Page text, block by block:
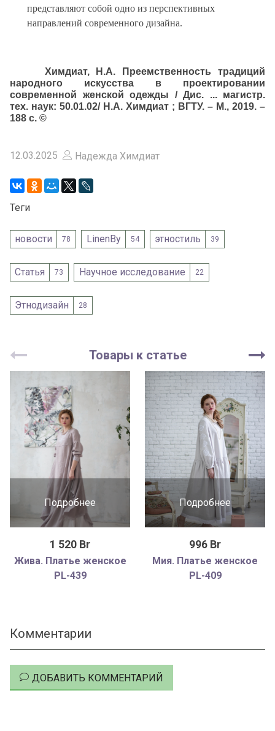
представляют собой одно из перспективных
направлений современного дизайна.
Химдиат, Н.А. Преемственность традиций
народного искусства в проектировании
современной женской одежды / Дис. ... магистр.
тех. наук: 50.01.02/ Н.А. Химдиат ; ВГТУ. – М., 2019. –
188 с. ©
12.03.2025 Надежда Химдиат
Теги
новости 78 LinenBy 54 этностиль 39
Статья 73 Научное исследование 22
Этнодизайн 28
Товары к статье
Подробнее
1 520 Br
Жива. Платье женское
PL-439
Подробнее
996 Br
Мия. Платье женское
PL-409
Комментарии
ДОБАВИТЬ КОММЕНТАРИЙ